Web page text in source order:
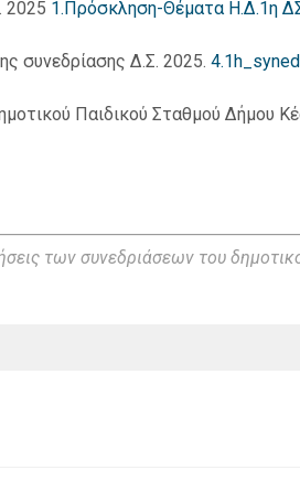
2025 1.Πρόσκληση-Θέματα Η.Δ.1η
συνεδρίασης Δ.Σ. 2025.
Παιδικού Σταθμού Δήμου
των συνεδριάσεων του